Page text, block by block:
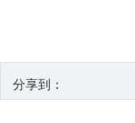
分享到：